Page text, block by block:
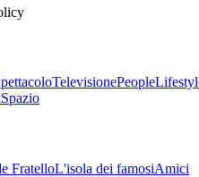
TelevisionePeople
Spazio
FratelloL'isola dei famosiAmici